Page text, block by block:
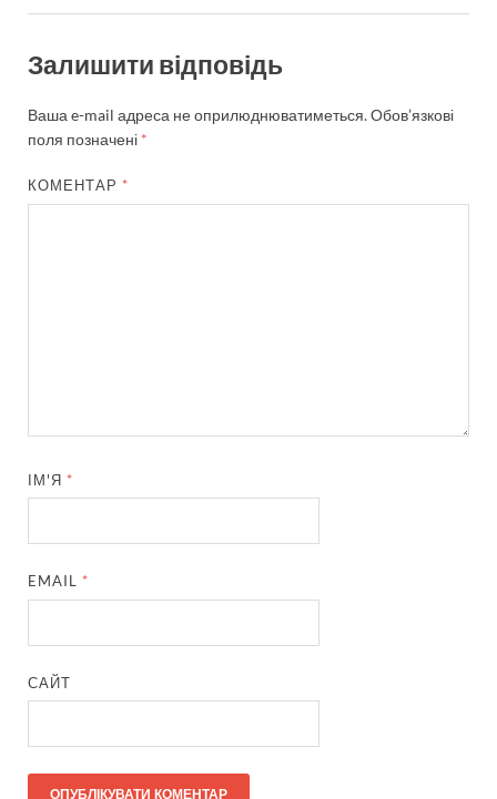
Залишити відповідь
Ваша e-mail адреса не оприлюднюватиметься.Обов’язкові
поля позначені *
КОМЕНТАР *
ІМ'Я *
EMAIL *
САЙТ